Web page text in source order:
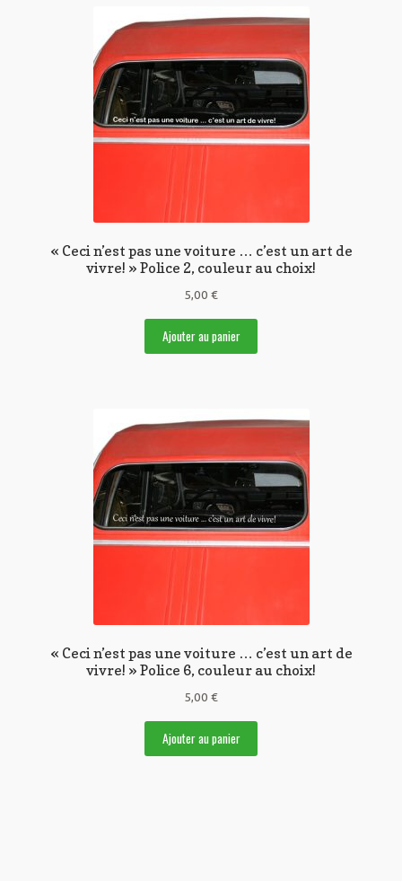
« Ceci n’est pas une voiture … c’est un art de
vivre! » Police 2, couleur au choix!
5,00 €
Ajouter au panier
« Ceci n’est pas une voiture … c’est un art de
vivre! » Police 6, couleur au choix!
5,00 €
Ajouter au panier